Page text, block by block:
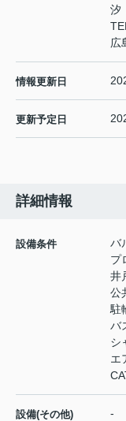
汐
広
情報更新日
更新予定日
詳細情報
設備条件
バ
プ
井
公
駐
バ
シ
エ
設備(その他) -